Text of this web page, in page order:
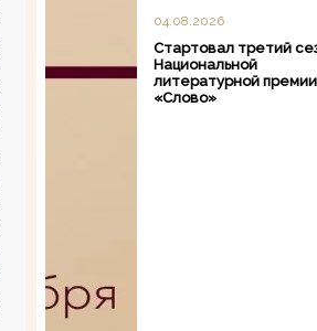
04.08.2026
Стартовал третий
Национальной
литературной премии
«Слово»